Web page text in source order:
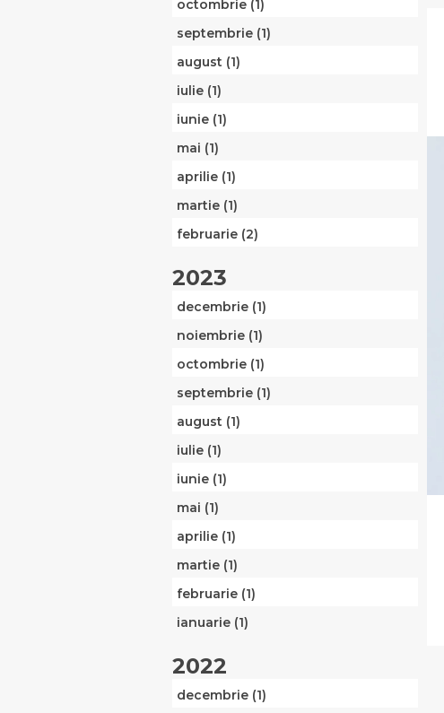
octombrie (1)
septembrie (1)
august (1)
iulie (1)
iunie (1)
mai (1)
aprilie (1)
martie (1)
februarie (2)
2023
decembrie (1)
noiembrie (1)
octombrie (1)
septembrie (1)
august (1)
iulie (1)
iunie (1)
mai (1)
aprilie (1)
martie (1)
februarie (1)
ianuarie (1)
2022
decembrie (1)